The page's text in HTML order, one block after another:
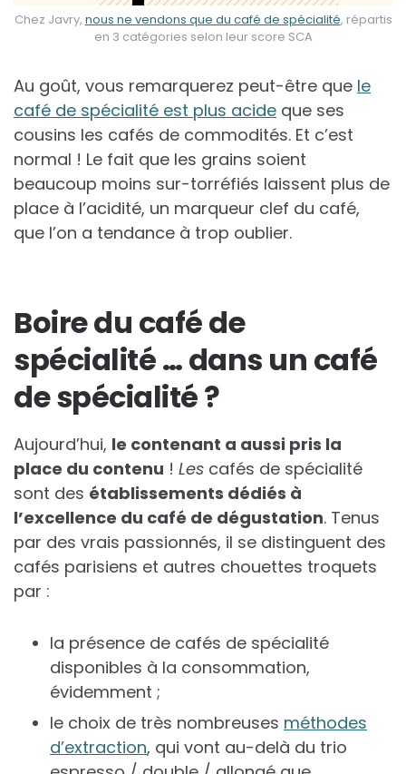
Chez Javry, nous ne vendons que du café de spécialité, répartis
en 3 catégories selon leur score SCA
Au goût, vous remarquerez peut-être que le
café de spécialité est plus acide que ses
cousins les cafés de commodités. Et c’est
normal ! Le fait que les grains soient
beaucoup moins sur-torréfiés laissent plus de
place à l’acidité, un marqueur clef du café,
que l’on a tendance à trop oublier.
Boire du café de
spécialité … dans un café
de spécialité ?
Aujourd’hui, le contenant a aussi pris la
place du contenu ! Les cafés de spécialité
sont des établissements dédiés à
l’excellence du café de dégustation. Tenus
par des vrais passionnés, il se distinguent des
cafés parisiens et autres chouettes troquets
par :
la présence de cafés de spécialité
disponibles à la consommation,
évidemment ;
le choix de très nombreuses méthodes
d’extraction, qui vont au-delà du trio